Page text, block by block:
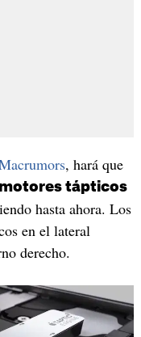
, hará que
tápticos
hasta ahora. Los
en el lateral
derecho.